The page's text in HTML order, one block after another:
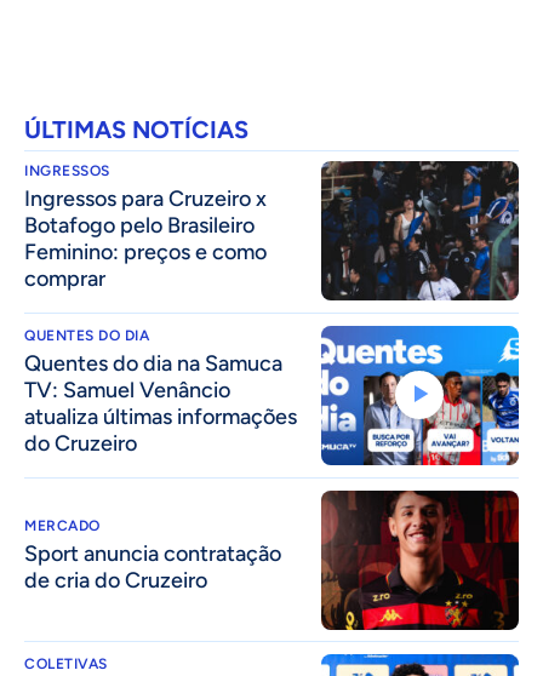
ÚLTIMAS NOTÍCIAS
INGRESSOS
Ingressos para Cruzeiro x
Botafogo pelo Brasileiro
Feminino: preços e como
comprar
QUENTES DO DIA
Quentes do dia na Samuca
TV: Samuel Venâncio
atualiza últimas informações
do Cruzeiro
MERCADO
Sport anuncia contratação
de cria do Cruzeiro
COLETIVAS